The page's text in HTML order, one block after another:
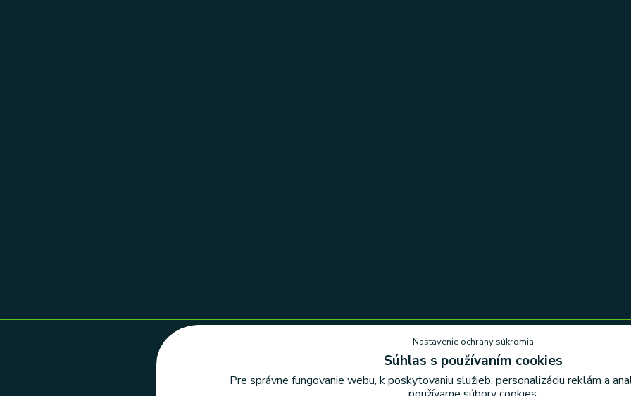
Nastavenie ochrany súkromia
Nastavenie ochrany súkromia
Súhlas s používaním cookies
Pre správne fungovanie webu, k poskytovaniu služieb, personalizáciu reklám a